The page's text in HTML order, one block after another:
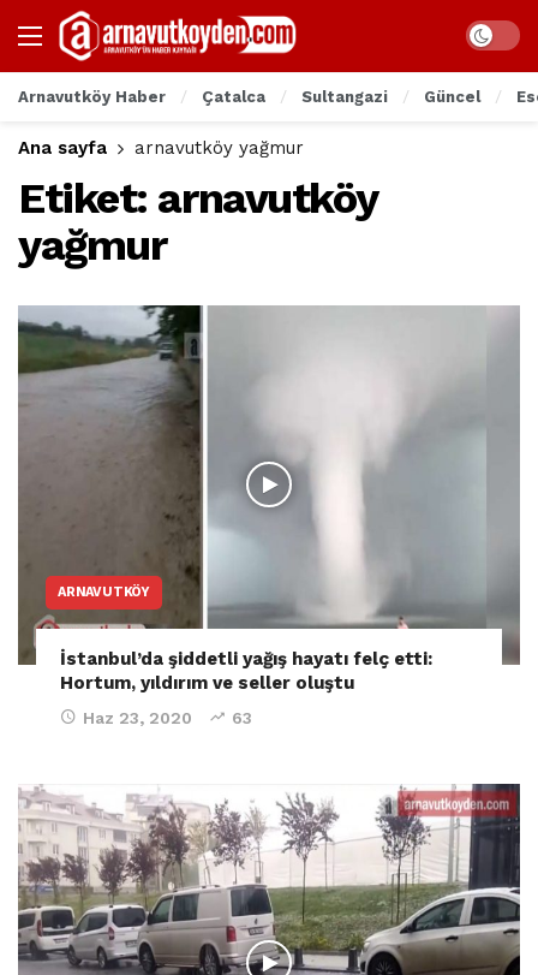
Arnavutköy Haber Çatalca Sultangazi Güncel
Ana sayfa arnavutköy yağmur
Etiket: arnavutköy
yağmur
ARNAVUTKÖY
İstanbul’da şiddetli yağış hayatı felç etti:
Hortum, yıldırım ve seller oluştu
Haz 23, 2020 63